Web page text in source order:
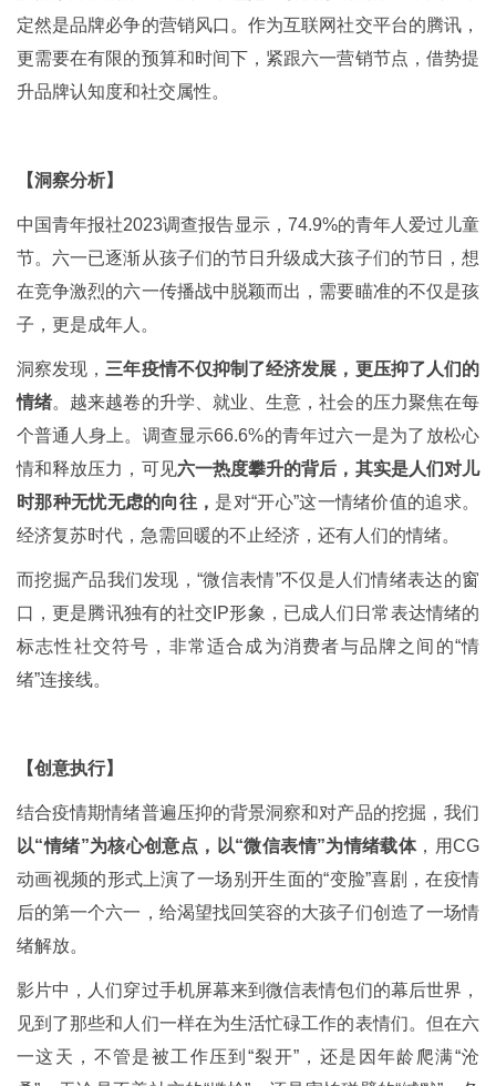
定然是品牌必争的营销风口。作为互联网社交平台的腾讯，
更需要在有限的预算和时间下，紧跟六一营销节点，借势提
升品牌认知度和社交属性。
【洞察分析】
中国青年报社2023调查报告显示，74.9%的青年人爱过儿童
节。六一已逐渐从孩子们的节日升级成大孩子们的节日，想
在竞争激烈的六一传播战中脱颖而出，需要瞄准的不仅是孩
子，更是成年人。
洞察发现， 三年疫情不仅抑制了经济发展，更压抑了人们的
情绪。越来越卷的升学、就业、生意，社会的压力聚焦在每
个普通人身上。调查显示66.6%的青年过六一是为了放松心
情和释放压力，可见六一热度攀升的背后，其实是人们对儿
时那种无忧无虑的向往， 是对“开心”这一情绪价值的追求。
经济复苏时代，急需回暖的不止经济，还有人们的情绪。
而挖掘产品我们发现，“微信表情”不仅是人们情绪表达的窗
口，更是腾讯独有的社交IP形象，已成人们日常表达情绪的
标志性社交符号，非常适合成为消费者与品牌之间的“情
绪”连接线。
【创意执行】
结合疫情期情绪普遍压抑的背景洞察和对产品的挖掘，我们
以“情绪”为核心创意点，以“微信表情”为情绪载体，用CG
动画视频的形式上演了一场别开生面的“变脸”喜剧，在疫情
后的第一个六一，给渴望找回笑容的大孩子们创造了一场情
绪解放。
影片中，人们穿过手机屏幕来到微信表情包们的幕后世界，
见到了那些和人们一样在为生活忙碌工作的表情们。但在六
一这天，不管是被工作压到“裂开”，还是因年龄爬满“沧